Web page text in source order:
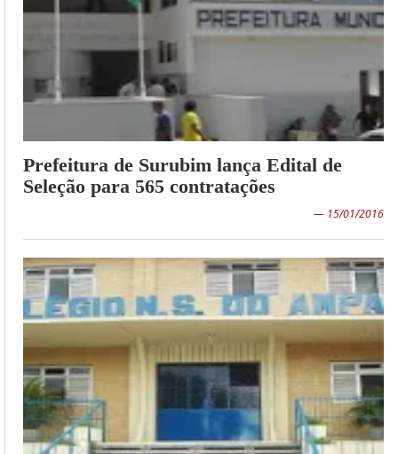
Prefeitura de Surubim lança Edital de
Seleção para 565 contratações
— 15/01/2016